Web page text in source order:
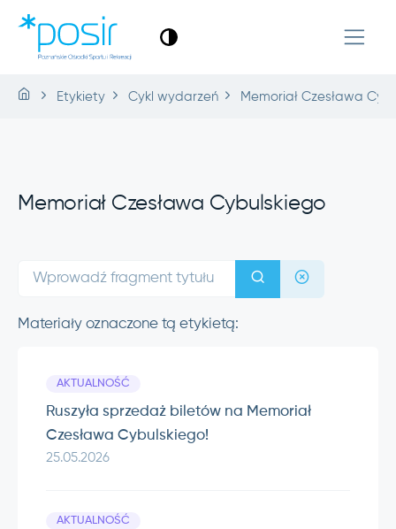
Etykiety Cykl wydarzeń Memoriał Czesława
Memoriał Czesława Cybulskiego
Materiały oznaczone tą etykietą:
Ruszyła sprzedaż biletów na Memoriał
Czesława Cybulskiego!
25.05.2026
AKTUALNOŚĆ
AKTUALNOŚĆ